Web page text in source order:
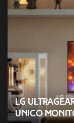
LG UltraGear
unico